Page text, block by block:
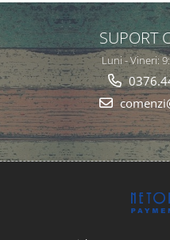
SUPORT
Luni - Vineri: